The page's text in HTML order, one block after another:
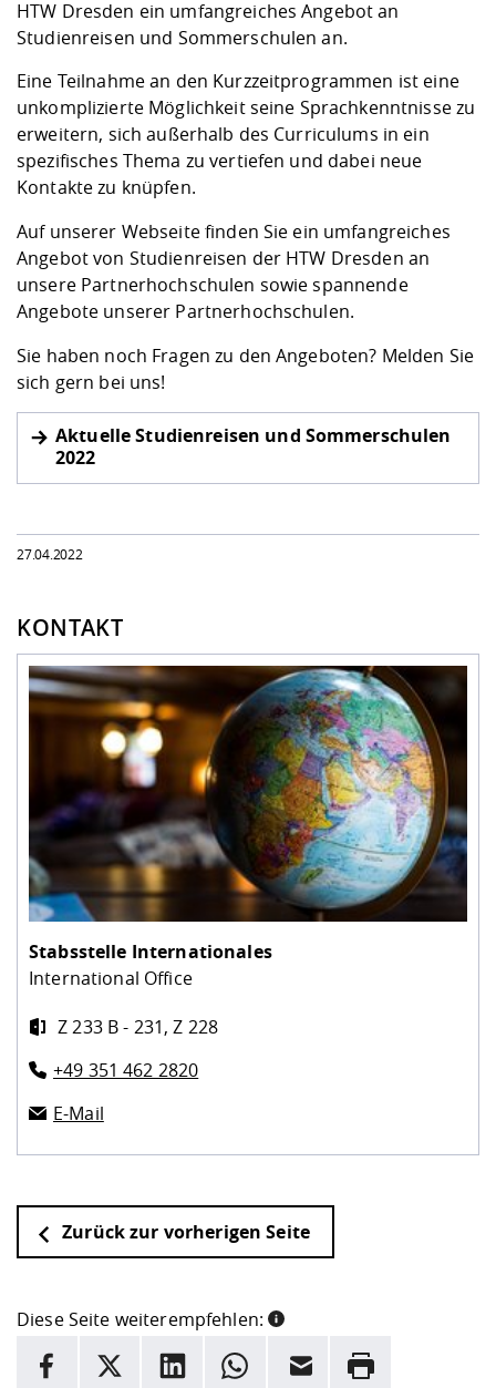
Checkliste zum
und Physik
Digitales Lernen
Fremdsprachen
Jobs, Praktika,
Lebenslagen
Studentenwerk
Angebote der
Arbeit
Career Service
Lehren,
Weiterbilden im
Formulare und
Internationale
Gründung und
Klimaschutz &
Förderverein
Informatik/
Landbau/
Maschinenbau
Angebote für Unternehmen
Kontakt und Anfahrt
Qualitätssicherung
HTW Dresden ein umfangreiches Angebot an
Studienreisen und Sommerschulen an.
Eine Teilnahme an den Kurzzeitprogrammen ist eine
unkomplizierte Möglichkeit seine Sprachkenntnisse zu
erweitern, sich außerhalb des Curriculums in ein
spezifisches Thema zu vertiefen und dabei neue
Kontakte zu knüpfen.
Auf unserer Webseite finden Sie ein umfangreiches
Angebot von Studienreisen der HTW Dresden an
unsere Partnerhochschulen sowie spannende
Angebote unserer Partnerhochschulen.
Sie haben noch Fragen zu den Angeboten? Melden Sie
sich gern bei uns!
Aktuelle Studienreisen und Sommerschulen
2022
27.04.2022
KONTAKT
Stabsstelle Internationales
International Office
Z 233 B - 231, Z 228
+49 351 462 2820
E-Mail
Zurück zur vorherigen Seite
Diese Seite weiterempfehlen:
INFORMATION
Facebook
X LinkedInWhatsappE-Mail Drucken